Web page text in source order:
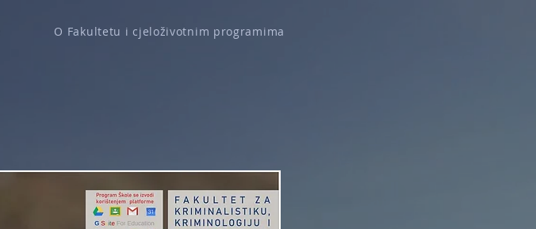
O Fakultetu i cjeloživotnim programima